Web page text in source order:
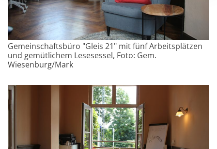
Gemeinschaftsbüro "Gleis 21" mit fünf Arbeitsplätzen
und gemütlichem Lesesessel, Foto: Gem.
Wiesenburg/Mark